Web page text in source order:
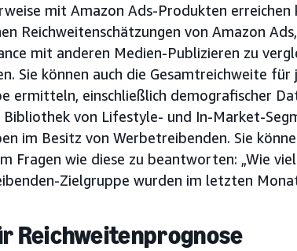
mit Amazon Ads-Produkten erreichen
Reichweitenschätzungen von Amazon
mit anderen Medien-Publizieren zu
Sie können auch die Gesamtreichweite
ermitteln, einschließlich demografischer
Bibliothek von Lifestyle- und In-Market-
im Besitz von Werbetreibenden. Sie
Fragen wie diese zu beantworten: „Wie
Zielgruppe wurden im letzten
Reichweitenprognose